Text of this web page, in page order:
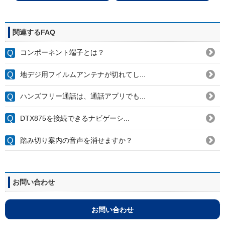
関連するFAQ
コンポーネント端子とは？
地デジ用フイルムアンテナが切れてし...
ハンズフリー通話は、通話アプリでも...
DTX875を接続できるナビゲーシ...
踏み切り案内の音声を消せますか？
お問い合わせ
お問い合わせ